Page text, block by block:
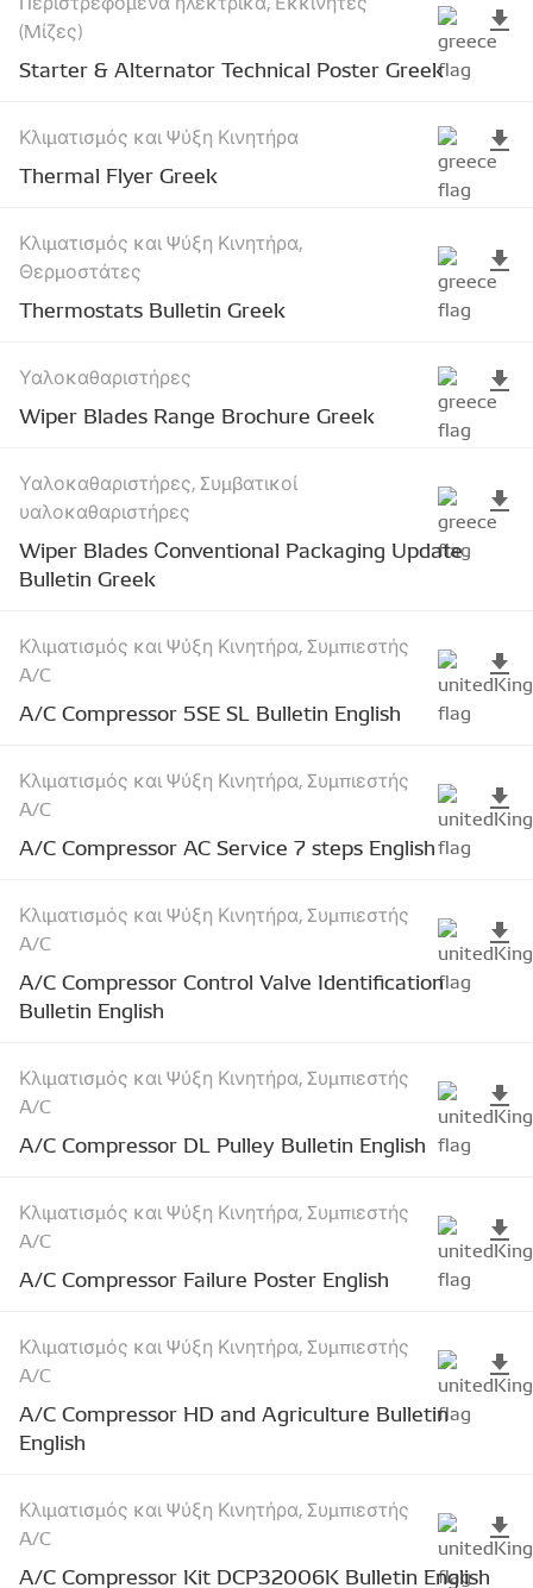
(Μίζες)
Starter & Alternator Technical Poster Greek
Κλιματισμός και Ψύξη Κινητήρα
Thermal Flyer Greek
Κλιματισμός και Ψύξη Κινητήρα,
Θερμοστάτες
Thermostats Bulletin Greek
Υαλοκαθαριστήρες
Wiper Blades Range Brochure Greek
Υαλοκαθαριστήρες, Συμβατικοί
υαλοκαθαριστήρες
Wiper Blades Сonventional Packaging Update
Bulletin Greek
Κλιματισμός και Ψύξη Κινητήρα, Συμπιεστής
A/C
A/C Compressor 5SE SL Bulletin English
Κλιματισμός και Ψύξη Κινητήρα, Συμπιεστής
A/C
A/C Compressor AC Service 7 steps English
Κλιματισμός και Ψύξη Κινητήρα, Συμπιεστής
A/C
A/C Compressor Control Valve Identification
Bulletin English
Κλιματισμός και Ψύξη Κινητήρα, Συμπιεστής
A/C
A/C Compressor DL Pulley Bulletin English
Κλιματισμός και Ψύξη Κινητήρα, Συμπιεστής
A/C
A/C Compressor Failure Poster English
Κλιματισμός και Ψύξη Κινητήρα, Συμπιεστής
A/C
A/C Compressor HD and Agriculture Bulletin
English
Κλιματισμός και Ψύξη Κινητήρα, Συμπιεστής
A/C
A/C Compressor Kit DCP32006K Bulletin English